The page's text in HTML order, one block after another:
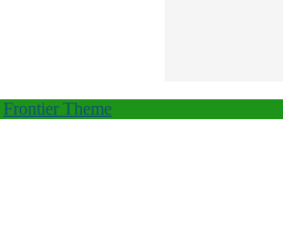
Frontier Theme